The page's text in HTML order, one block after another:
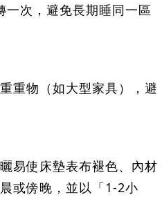
次，避免長期睡同一區
重物（如大型家具），避
易使床墊表布褪色、內材
或傍晚，並以「1-2小